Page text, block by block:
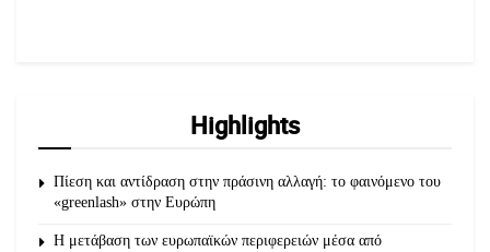
Highlights
Πίεση και αντίδραση στην πράσινη αλλαγή: το φαινόμενο του
«greenlash» στην Ευρώπη
Η μετάβαση των ευρωπαϊκών περιφερειών μέσα από